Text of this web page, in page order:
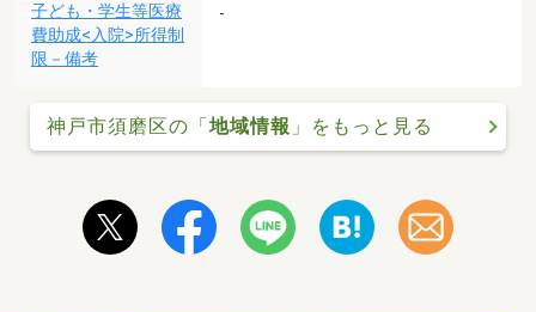
子ども・学生等医療
費助成<入院>所得制
限－備考
-
神戸市須磨区の「 地域情報 」をもっと見る